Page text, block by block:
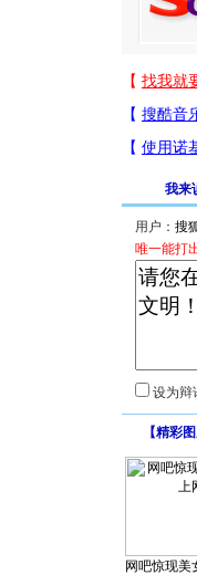
我来
用户：
唯一能打
设为
【精彩
网吧惊现美